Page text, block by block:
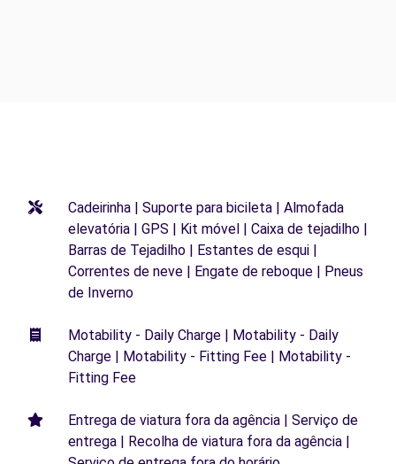
Cadeirinha | Suporte para bicileta | Almofada
elevatória | GPS | Kit móvel | Caixa de tejadilho |
Barras de Tejadilho | Estantes de esqui |
Correntes de neve | Engate de reboque | Pneus
de Inverno
Motability - Daily Charge | Motability - Daily
Charge | Motability - Fitting Fee | Motability -
Fitting Fee
Entrega de viatura fora da agência | Serviço de
entrega | Recolha de viatura fora da agência |